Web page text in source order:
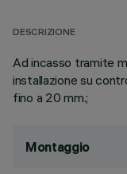
DESCRIZIONE
Ad incasso tramite
installazione su
fino a 20 mm.;
Montaggio